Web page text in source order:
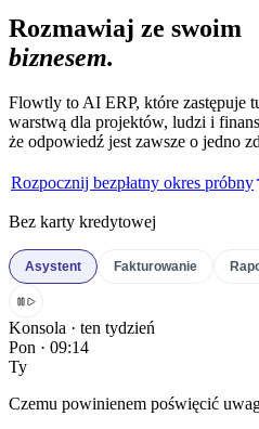
Rozmawiaj ze swoim
biznesem.
Flowtly to AI ERP, które zastępuje
warstwą dla projektów, ludzi i
że odpowiedź jest zawsze o jedno
Rozpocznij bezpłatny okres próbny
Bez karty kredytowej
Asystent Fakturowanie
Konsola · ten tydzień
Pon · 09:14
Ty
Czemu powinienem poświęcić